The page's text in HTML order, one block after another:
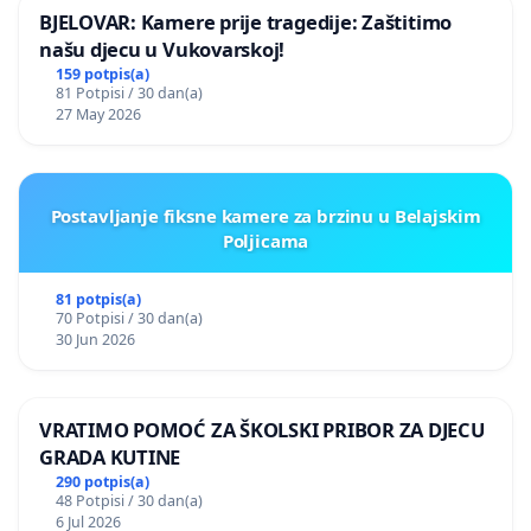
BJELOVAR: Kamere prije tragedije: Zaštitimo
našu djecu u Vukovarskoj!
159 potpis(a)
81 Potpisi / 30 dan(a)
27 May 2026
Postavljanje fiksne kamere za brzinu u Belajskim
Poljicama
81 potpis(a)
70 Potpisi / 30 dan(a)
30 Jun 2026
VRATIMO POMOĆ ZA ŠKOLSKI PRIBOR ZA DJECU
GRADA KUTINE
290 potpis(a)
48 Potpisi / 30 dan(a)
6 Jul 2026